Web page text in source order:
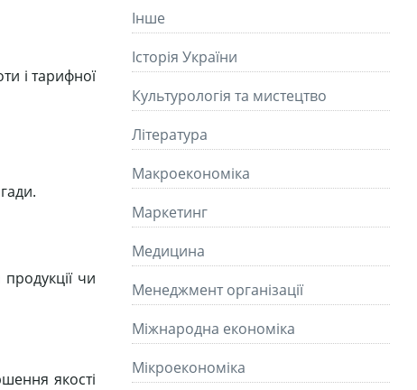
і тарифної
чи
якості
Інше
Історія України
Культурологія та мистецтво
Літературa
Макроекономіка
Маркетинг
Медицина
Менеджмент організації
Міжнародна економіка
Мікроекономіка